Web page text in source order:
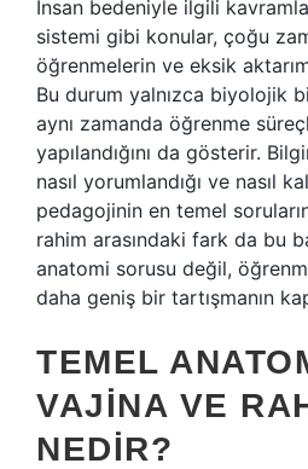
İnsan bedeniyle ilgili
sistemi gibi konular, çoğu
öğrenmelerin ve eksik
Bu durum yalnızca biyolojik
aynı zamanda öğrenme
yapılandığını da gösterir.
nasıl yorumlandığı ve nasıl
pedagojinin en temel
rahim arasındaki fark da bu
anatomi sorusu değil,
daha geniş bir tartışmanın
TEMEL
VAJINA VE
NEDIR?